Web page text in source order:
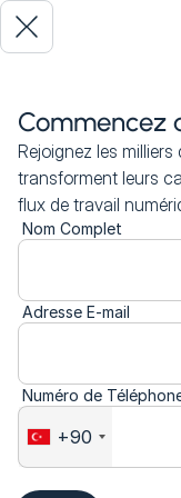
Commencez
Rejoignez les
transforment leurs
flux de travail
Nom Complet
Adresse E-mail
Numéro de
+90